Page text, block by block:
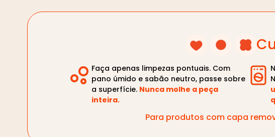
Faça apenas limpezas pontuais. Com
pano úmido e sabão neutro, passe sobre
a superfície. Nunca molhe a peça
inteira.
Para produtos com capa